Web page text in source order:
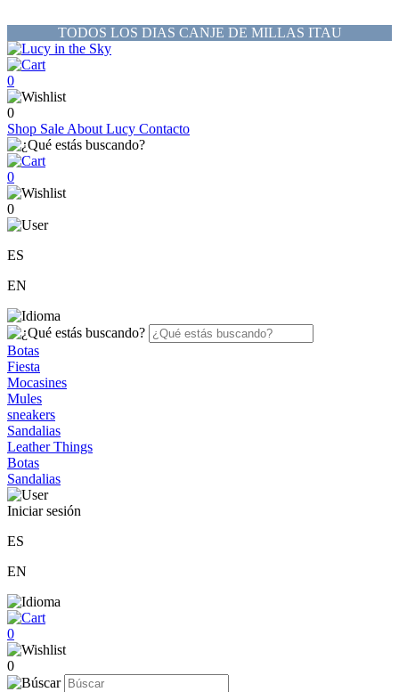
TODOS LOS DIAS CANJE DE MILLAS ITAU
0
0
Shop Sale About Lucy Contacto
0
0
ES
EN
Botas
Fiesta
Mocasines
Mules
sneakers
Sandalias
Leather Things
Botas
Sandalias
Iniciar sesión
ES
EN
0
0